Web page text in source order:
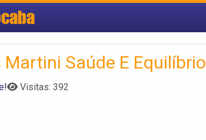
Saúde E Equilíbrio
Visitas: 392